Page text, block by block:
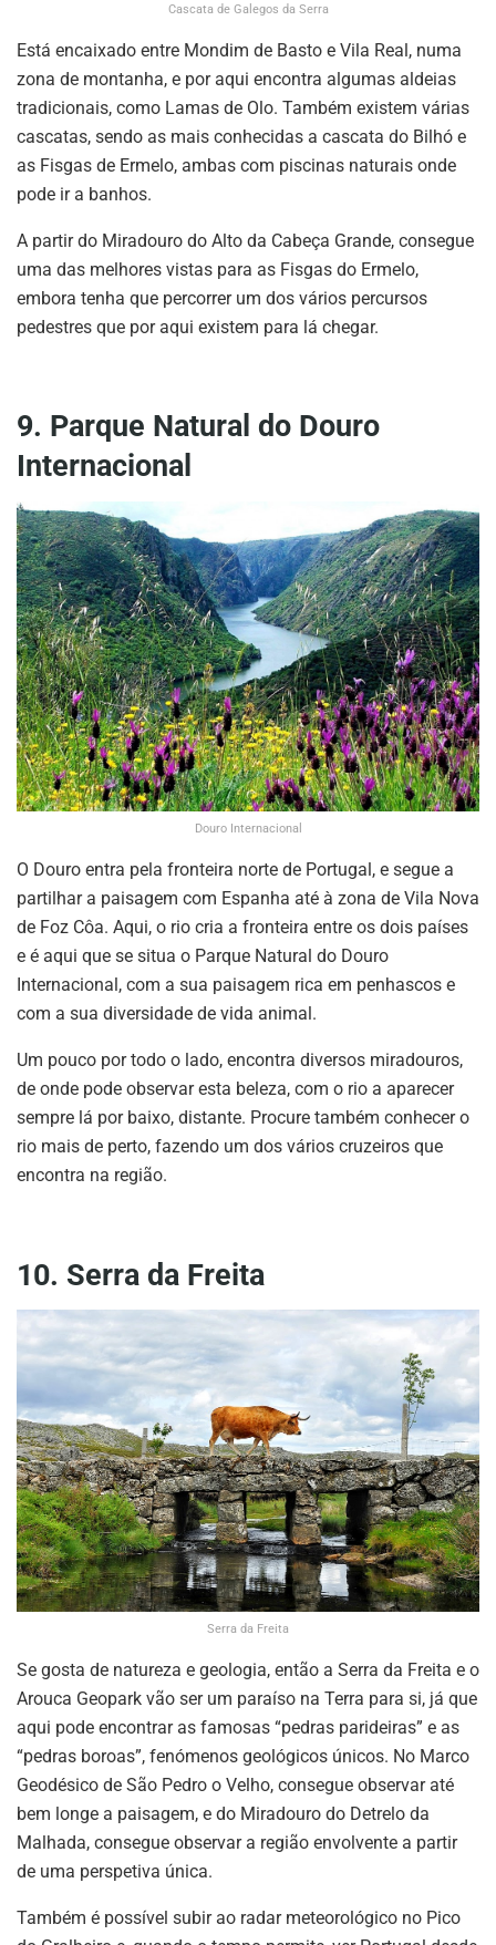
Cascata de Galegos da Serra
Está encaixado entre Mondim de Basto e Vila Real, numa
zona de montanha, e por aqui encontra algumas aldeias
tradicionais, como Lamas de Olo. Também existem várias
cascatas, sendo as mais conhecidas a cascata do Bilhó e
as Fisgas de Ermelo, ambas com piscinas naturais onde
pode ir a banhos.
A partir do Miradouro do Alto da Cabeça Grande, consegue
uma das melhores vistas para as Fisgas do Ermelo,
embora tenha que percorrer um dos vários percursos
pedestres que por aqui existem para lá chegar.
9. Parque Natural do Douro
Internacional
Douro Internacional
O Douro entra pela fronteira norte de Portugal, e segue a
partilhar a paisagem com Espanha até à zona de Vila Nova
de Foz Côa. Aqui, o rio cria a fronteira entre os dois países
e é aqui que se situa o Parque Natural do Douro
Internacional, com a sua paisagem rica em penhascos e
com a sua diversidade de vida animal.
Um pouco por todo o lado, encontra diversos miradouros,
de onde pode observar esta beleza, com o rio a aparecer
sempre lá por baixo, distante. Procure também conhecer o
rio mais de perto, fazendo um dos vários cruzeiros que
encontra na região.
10. Serra da Freita
Serra da Freita
Se gosta de natureza e geologia, então a Serra da Freita e o
Arouca Geopark vão ser um paraíso na Terra para si, já que
aqui pode encontrar as famosas “pedras parideiras” e as
“pedras boroas”, fenómenos geológicos únicos. No Marco
Geodésico de São Pedro o Velho, consegue observar até
bem longe a paisagem, e do Miradouro do Detrelo da
Malhada, consegue observar a região envolvente a partir
de uma perspetiva única.
Também é possível subir ao radar meteorológico no Pico